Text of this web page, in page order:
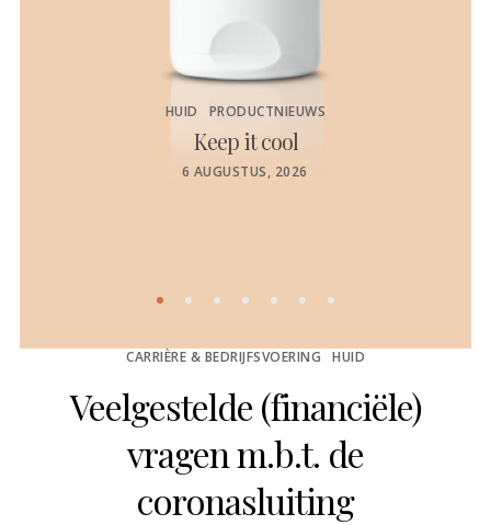
HUID PRODUCTNIEUWS
Keep it cool
POSTED
6 AUGUSTUS, 2026
CARRIÈRE & BEDRIJFSVOERING HUID
Veelgestelde (financiële)
vragen m.b.t. de
coronasluiting